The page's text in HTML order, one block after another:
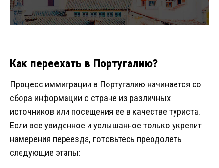
Как переехать в Португалию?
Процесс иммиграции в Португалию начинается со
сбора информации о стране из различных
источников или посещения ее в качестве туриста.
Если все увиденное и услышанное только укрепит
намерения переезда, готовьтесь преодолеть
следующие этапы: